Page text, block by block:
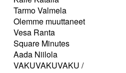
Tarmo Valmela
Olemme muuttaneet
Vesa Ranta
Square Minutes
Aada Niilola
VAKUVAKUVAKU /